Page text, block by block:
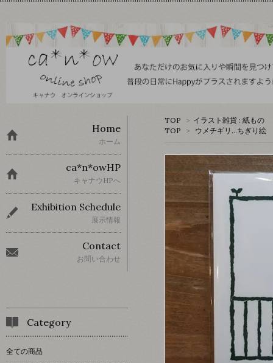
TOP > イラスト雑貨 : 紙もの
TOP
> ウメチギリ…ちぎり絵
Home
ホーム
ca*n*owHP
キャナウHPへ
Exhibition Schedule
展示情報
Contact
お問い合わせ
Category
全ての商品